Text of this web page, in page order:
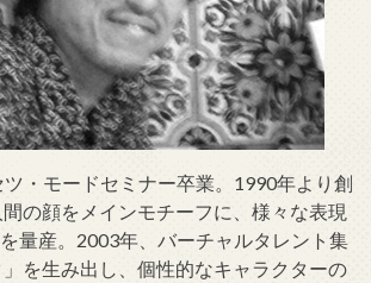
・モードセミナー卒業。1990年より創
の顔をメインモチーフに、様々な表現
量産。2003年、バーチャルタレント集
を生み出し、個性的なキャラクターの